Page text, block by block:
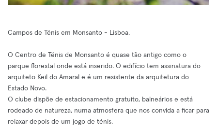
Campos de Ténis em Monsanto - Lisboa.
O Centro de Ténis de Monsanto é quase tão antigo como o
parque florestal onde está inserido. O edifício tem assinatura do
arquiteto Keil do Amaral e é um resistente da arquitetura do
Estado Novo.
O clube dispõe de estacionamento gratuito, balneários e está
rodeado de natureza, numa atmosfera que nos convida a ficar para
relaxar depois de um jogo de ténis.